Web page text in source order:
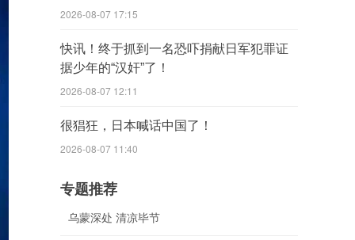
2026-08-07 17:15
快讯！终于抓到一名恐吓捐献日军犯罪证
据少年的“汉奸”了！
2026-08-07 12:11
很猖狂，日本喊话中国了！
2026-08-07 11:40
专题推荐
乌蒙深处 清凉毕节